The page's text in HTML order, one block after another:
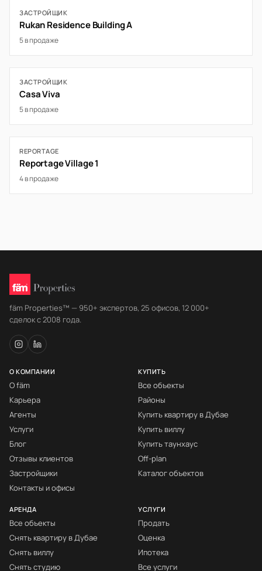
ЗАСТРОЙЩИК
Rukan Residence Building A
5 в продаже
ЗАСТРОЙЩИК
Casa Viva
5 в продаже
REPORTAGE
Reportage Village 1
4 в продаже
fäm Properties™ — 950+ экспертов, 25 офисов, 12 000+
сделок с 2008 года.
О КОМПАНИИ
О fäm
Карьера
Агенты
Услуги
Блог
Отзывы клиентов
Застройщики
Контакты и офисы
КУПИТЬ
Все объекты
Районы
Купить квартиру в Дубае
Купить виллу
Купить таунхаус
Off-plan
Каталог объектов
АРЕНДА
Все объекты
Снять квартиру в Дубае
Снять виллу
Снять студию
УСЛУГИ
Продать
Оценка
Ипотека
Все услуги